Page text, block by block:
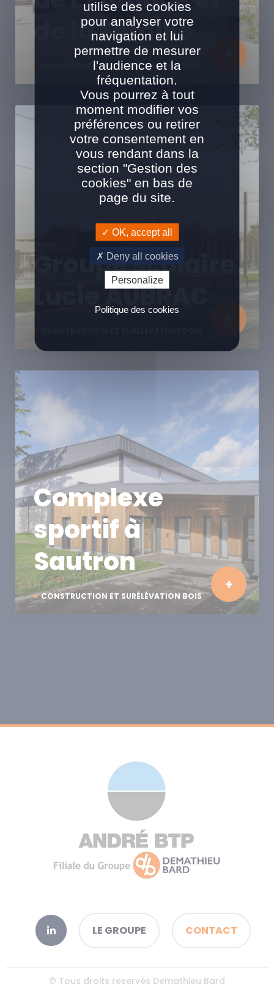
CONSTRUCTION ET SURÉLÉVATION BOIS
de la Famille
Groupe scolaire
Lucie AUBRAC
CONSTRUCTION ET SURÉLÉVATION BOIS
Complexe
sportif à
Sautron
LE GROUPE CONTACT
© Tous droits reservés Demathieu Bard
utilise des cookies
pour analyser votre
navigation et lui
permettre de mesurer
l'audience et la
fréquentation.
Vous pourrez à tout
moment modifier vos
préférences ou retirer
votre consentement en
vous rendant dans la
section "Gestion des
cookies" en bas de
page du site.
OK, accept all
Deny all cookies
Personalize
Politique des cookies